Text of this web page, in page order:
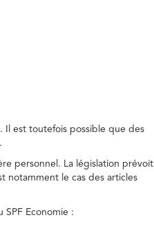
Il est toutefois possible que des
personnel. La législation prévoit
notamment le cas des articles
SPF Economie :